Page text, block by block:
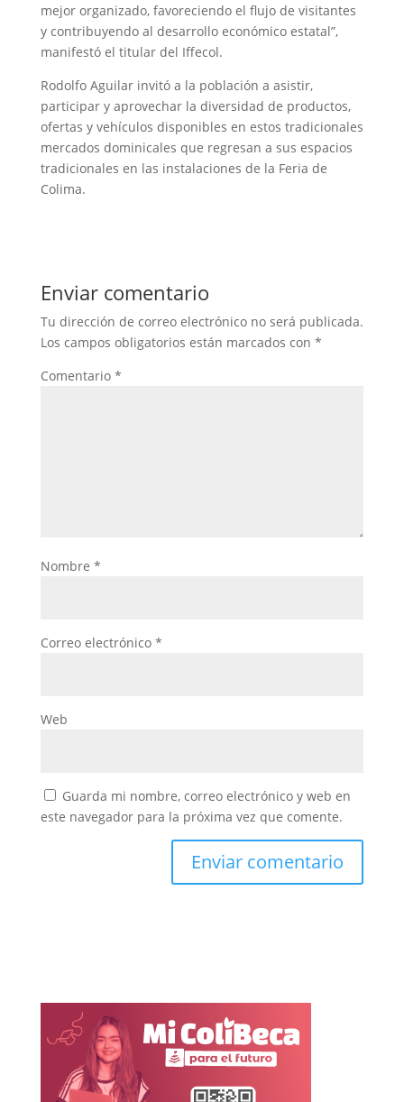
mejor organizado, favoreciendo el flujo de visitantes
y contribuyendo al desarrollo económico estatal”,
manifestó el titular del Iffecol.
Rodolfo Aguilar invitó a la población a asistir,
participar y aprovechar la diversidad de productos,
ofertas y vehículos disponibles en estos tradicionales
mercados dominicales que regresan a sus espacios
tradicionales en las instalaciones de la Feria de
Colima.
Enviar comentario
Tu dirección de correo electrónico no será publicada.
Los campos obligatorios están marcados con *
Comentario *
Nombre *
Correo electrónico *
Web
Guarda mi nombre, correo electrónico y web en
este navegador para la próxima vez que comente.